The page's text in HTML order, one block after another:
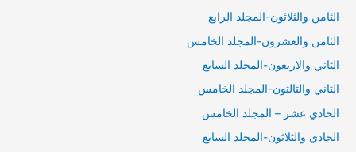
الثامن والثلاثون-المجلد الرابع
الثامن والعشرون-المجلد الخامس
الثاني والاربعون-المجلد السابع
الثاني والثالثون-المجلد الخامس
الحادي عشر – المجلد الخامس
الحادي والثلاثون-المجلد السابع